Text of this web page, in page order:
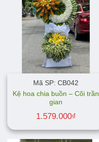
Mã SP: CB042
Kệ hoa chia buồn – Cõi trần
gian
1.579.000₫